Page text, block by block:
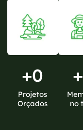
+0
Projetos
Orçados
+
no